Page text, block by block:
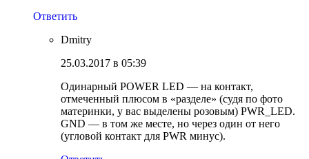
Ответить
Dmitry
25.03.2017 в 05:39
Одинарный POWER LED — на контакт,
отмеченный плюсом в «разделе» (судя по фото
материнки, у вас выделены розовым) PWR_LED.
GND — в том же месте, но через один от него
(угловой контакт для PWR минус).